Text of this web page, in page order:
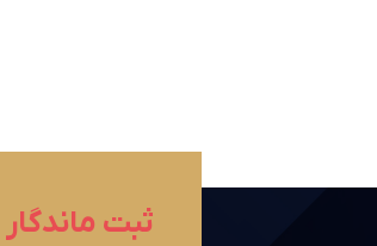
ثبت ماندگار